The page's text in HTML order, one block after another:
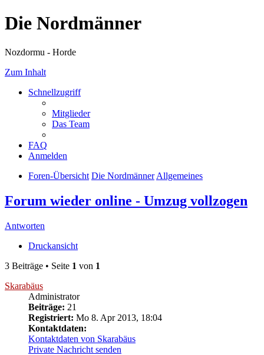
Die Nordmänner
Nozdormu - Horde
Zum Inhalt
Schnellzugriff
Mitglieder
Das Team
FAQ
Anmelden
Foren-Übersicht Die Nordmänner Allgemeines
Forum wieder online - Umzug vollzogen
Antworten
Druckansicht
3 Beiträge • Seite 1 von 1
Skarabäus
Administrator
Beiträge: 21
Registriert: Mo 8. Apr 2013, 18:04
Kontaktdaten:
Kontaktdaten von Skarabäus
Private Nachricht senden